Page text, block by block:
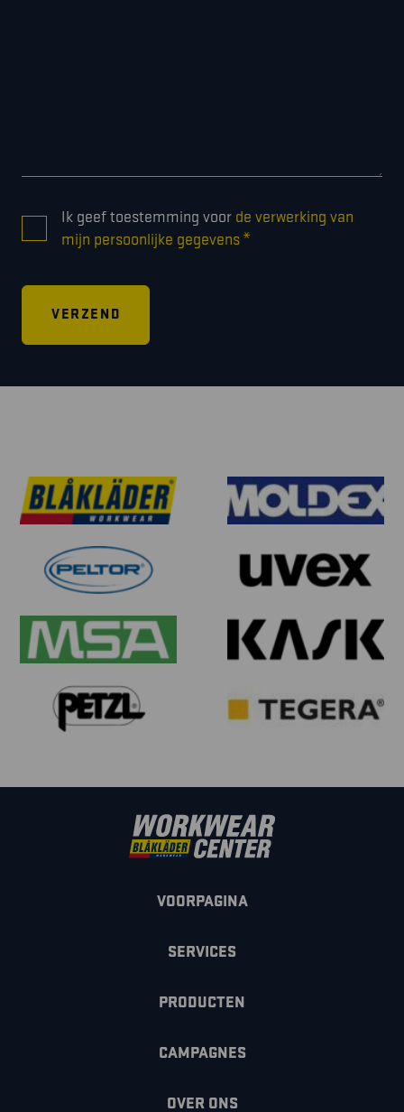
* Ik geef toestemming voor de verwerking van
mijn persoonlijke gegevens*
VOORPAGINA
SERVICES
PRODUCTEN
CAMPAGNES
OVER ONS